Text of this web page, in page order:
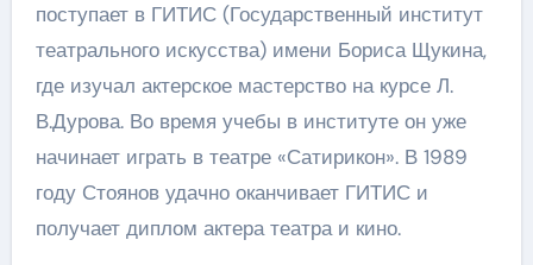
поступает в ГИТИС (Государственный институт
театрального искусства) имени Бориса Щукина,
где изучал актерское мастерство на курсе Л.
В.Дурова. Во время учебы в институте он уже
начинает играть в театре «Сатирикон». В 1989
году Стоянов удачно оканчивает ГИТИС и
получает диплом актера театра и кино.